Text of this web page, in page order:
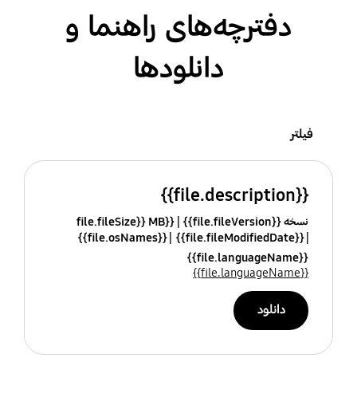
دفترچه‌های راهنما و
دانلودها
فیلتر
{{file.description}}
نسخه {{file.fileVersion}}
{{file.fileSize}} MB
{{file.fileModifiedDate}}
{{file.osNames}}
{{file.languageName}}
{{file.languageName}}
دانلود